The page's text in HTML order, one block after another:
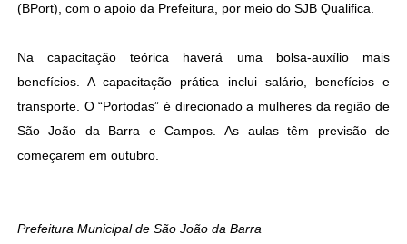
(BPort), com o apoio da Prefeitura, por meio do SJB Qualifica.
Na capacitação teórica haverá uma bolsa-auxílio mais
benefícios. A capacitação prática inclui salário, benefícios e
transporte. O “Portodas” é direcionado a mulheres da região de
São João da Barra e Campos. As aulas têm previsão de
começarem em outubro.
Prefeitura Municipal de São João da Barra